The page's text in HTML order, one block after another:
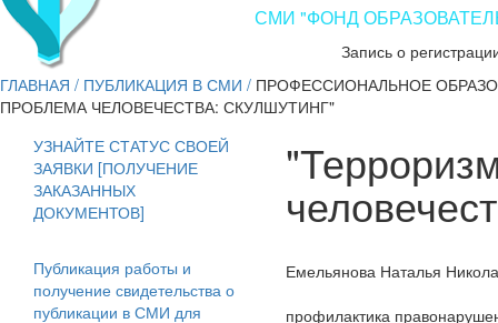
СМИ "ФОНД
Запись о
ГЛАВНАЯ / ПУБЛИКАЦИЯ В СМИ / ПРОФЕССИОНАЛЬНОЕ
ПРОБЛЕМА ЧЕЛОВЕЧЕСТВА: СКУЛШУТИНГ"
УЗНАЙТЕ СТАТУС СВОЕЙ
ЗАЯВКИ [ПОЛУЧЕНИЕ
ЗАКАЗАННЫХ
ДОКУМЕНТОВ]
Публикация работы и
получение свидетельства о
публикации в СМИ для
Емельянова Наталья
профилактика